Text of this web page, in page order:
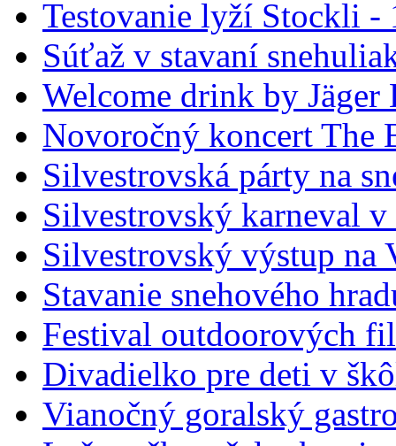
Testovanie lyží Stockli -
Súťaž v stavaní
Welcome drink by Jäger
Novoročný koncert The
Silvestrovská párty na
Silvestrovský karneval
Silvestrovský výstup na
Stavanie snehového
Festival outdoorových
Divadielko pre deti v
Vianočný goralský